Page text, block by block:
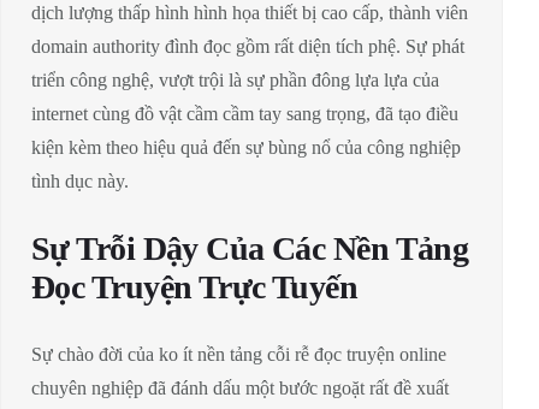
dịch lượng thấp hình hình họa thiết bị cao cấp, thành viên
domain authority đình đọc gồm rất diện tích phệ. Sự phát
triển công nghệ, vượt trội là sự phần đông lựa lựa của
internet cùng đồ vật cầm cầm tay sang trọng, đã tạo điều
kiện kèm theo hiệu quả đến sự bùng nổ của công nghiệp
tình dục này.
Sự Trỗi Dậy Của Các Nền Tảng
Đọc Truyện Trực Tuyến
Sự chào đời của ko ít nền tảng cỗi rễ đọc truyện online
chuyên nghiệp đã đánh dấu một bước ngoặt rất đề xuất